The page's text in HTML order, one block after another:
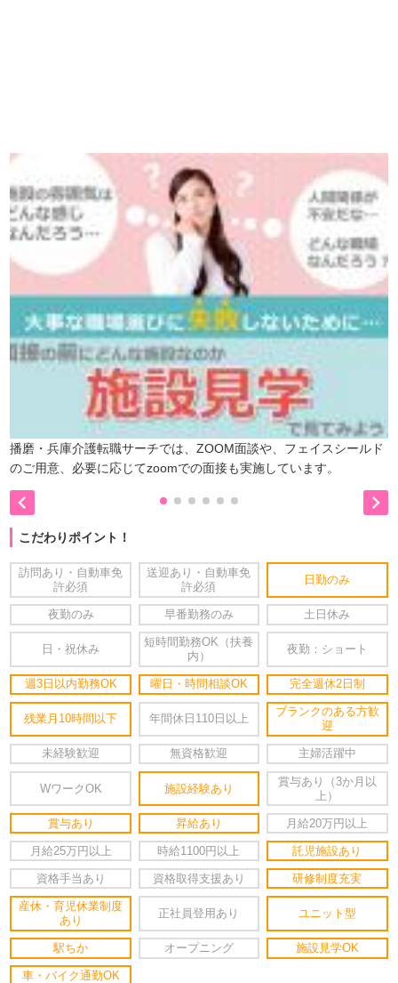
播磨・兵庫介護転職サーチでは、ZOOM面談や、フェイスシールド
のご用意、必要に応じてzoomでの面接も実施しています。
 
こだわりポイント！
訪問あり・自動車免
許必須
送迎あり・自動車免
許必須
日勤のみ
夜勤のみ 早番勤務のみ 土日休み
日・祝休み
短時間勤務OK（扶養
内）
夜勤：ショート
週3日以内勤務OK 曜日・時間相談OK 完全週休2日制
残業月10時間以下 年間休日110日以上
ブランクのある方歓
迎
未経験歓迎 無資格歓迎 主婦活躍中
WワークOK 施設経験あり
賞与あり（3か月以
上）
賞与あり 昇給あり 月給20万円以上
月給25万円以上 時給1100円以上 託児施設あり
資格手当あり 資格取得支援あり 研修制度充実
産休・育児休業制度
あり
正社員登用あり ユニット型
駅ちか オープニング 施設見学OK
車・バイク通勤OK